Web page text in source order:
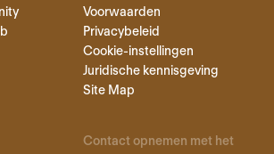
Voorwaarden
Privacybeleid
Cookie-instellingen
Juridische kennisgeving
Site Map
Contact opnemen met het